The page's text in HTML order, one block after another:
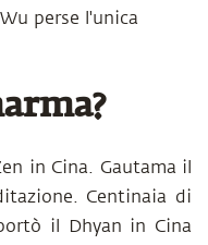
perse l'unica
in Cina. Gautama il
Centinaia di
il Dhyan in Cina